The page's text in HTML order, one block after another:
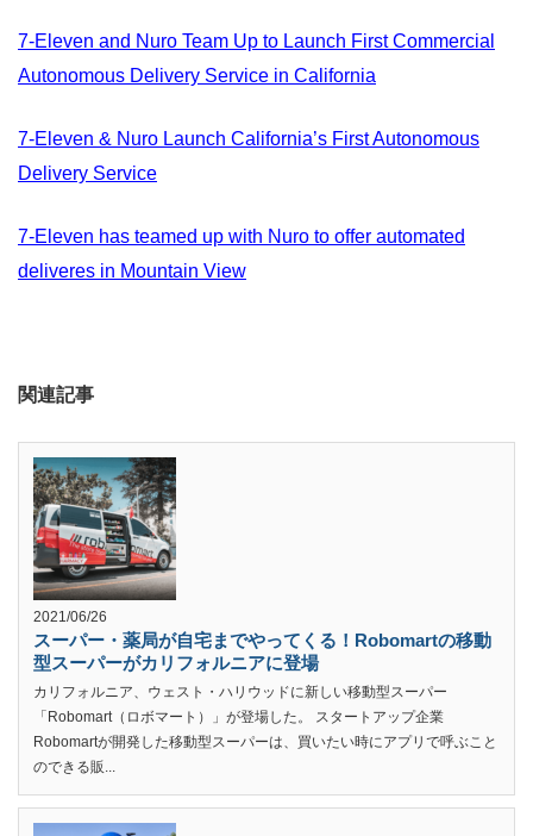
7-Eleven and Nuro Team Up to Launch First Commercial
Autonomous Delivery Service in California
7-Eleven & Nuro Launch California’s First Autonomous
Delivery Service
7-Eleven has teamed up with Nuro to offer automated
deliveres in Mountain View
関連記事
2021/06/26
スーパー・薬局が自宅までやってくる！Robomartの移動
型スーパーがカリフォルニアに登場
カリフォルニア、ウェスト・ハリウッドに新しい移動型スーパー
「Robomart（ロボマート）」が登場した。 スタートアップ企業
Robomartが開発した移動型スーパーは、買いたい時にアプリで呼ぶこと
のできる販...